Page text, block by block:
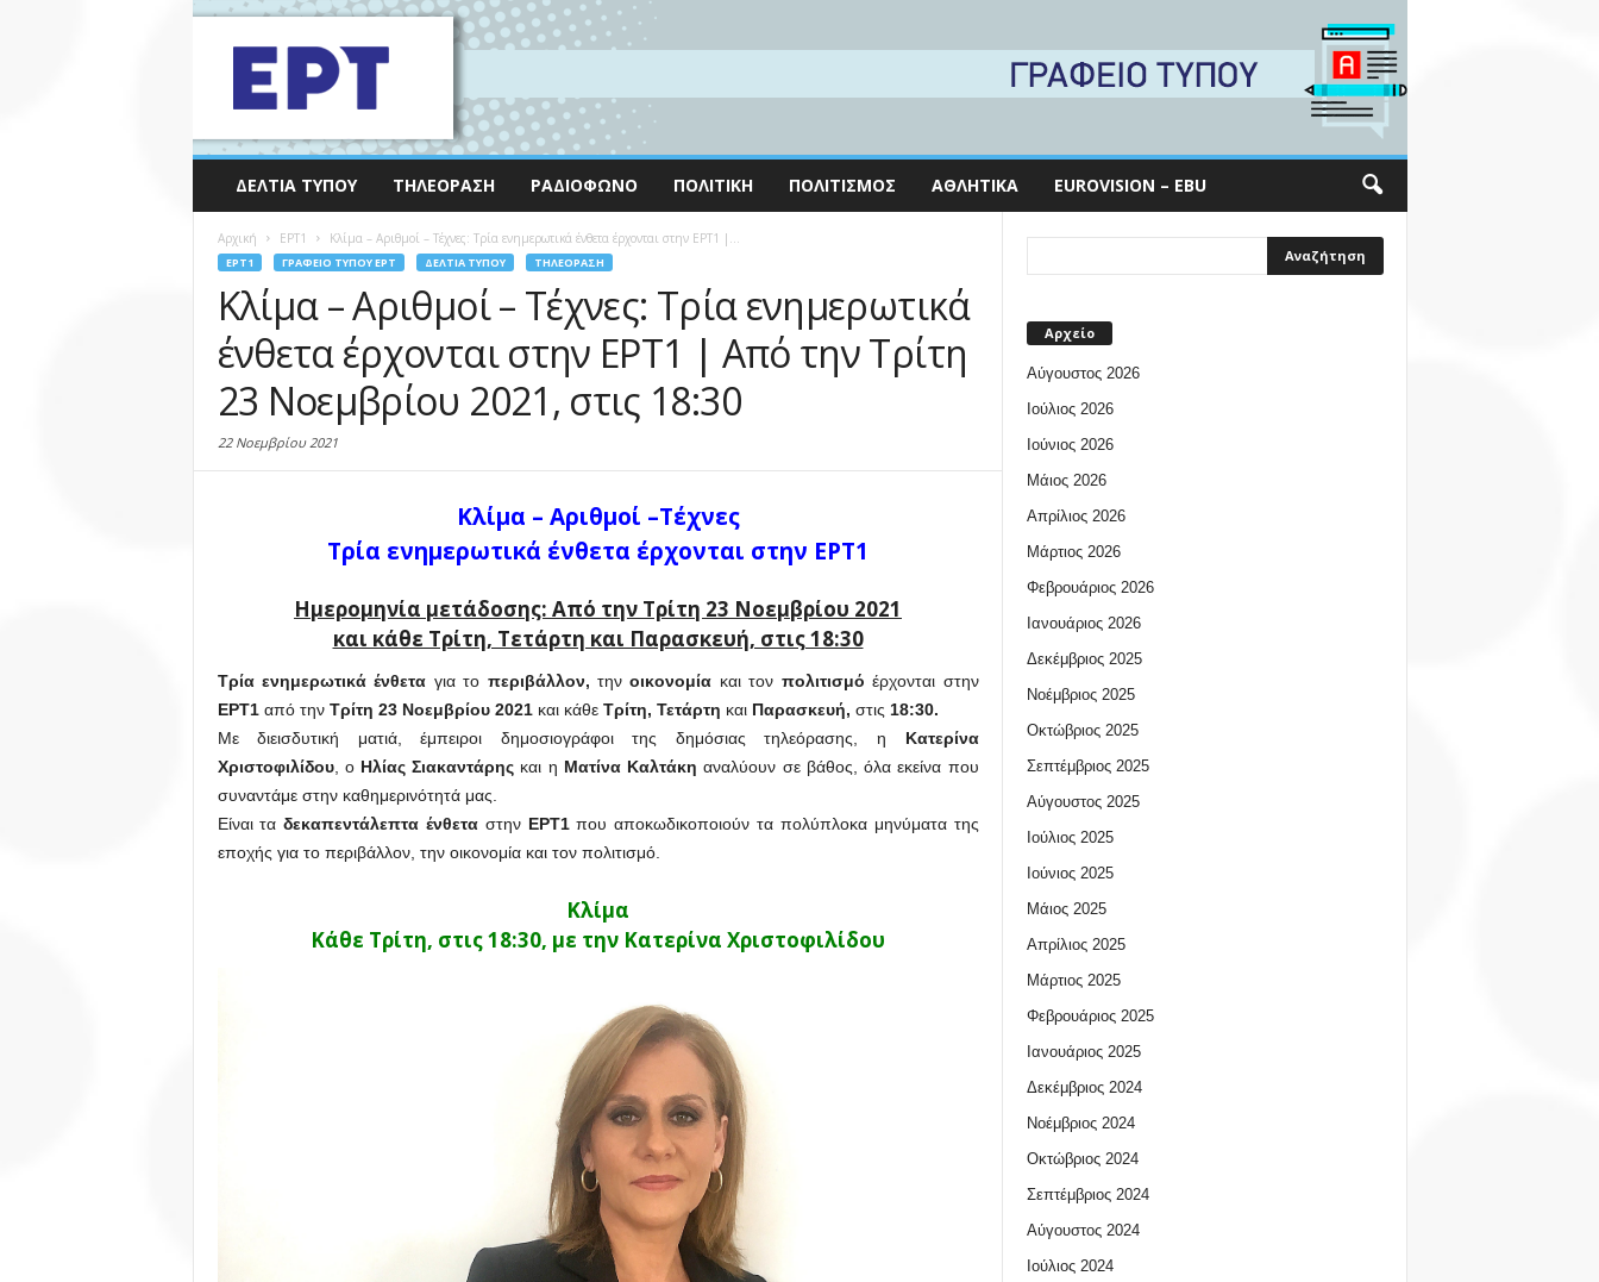
ΔΕΛΤΊΑ ΤΎΠΟΥ ΤΗΛΕΌΡΑΣΗ ΡΑΔΙΌΦΩΝΟ ΠΟΛΙΤΙΚΉ ΠΟΛΙΤΙΣΜΌΣ ΑΘΛΗΤΙΚΆ EUROVISION – EBU
Αρχική EΡΤ1 Κλίμα – Αριθμοί – Τέχνες: Τρία ενημερωτικά ένθετα έρχονται στην ΕΡΤ1 |...
EΡΤ1 ΓΡΑΦΕΊΟ ΤΎΠΟΥ ΕΡΤ ΔΕΛΤΊΑ ΤΎΠΟΥ ΤΗΛΕΌΡΑΣΗ
Κλίμα – Αριθμοί – Τέχνες: Τρία ενημερωτικά
ένθετα έρχονται στην ΕΡΤ1 | Από την Τρίτη
23 Νοεμβρίου 2021, στις 18:30
22 Νοεμβρίου 2021
Κλίμα – Αριθμοί –Τέχνες
Τρία ενημερωτικά ένθετα έρχονται στην ΕΡΤ1
Ημερομηνία μετάδοσης: Από την Τρίτη 23 Νοεμβρίου 2021
και κάθε Τρίτη, Τετάρτη και Παρασκευή, στις 18:30
Τρία ενημερωτικά ένθετα για το περιβάλλον, τηνοικονομία και τον πολιτισμό έρχονται στην
ΕΡΤ1από την Τρίτη 23 Νοεμβρίου 2021και κάθε Τρίτη, Τετάρτη και Παρασκευή, στις 18:30.
Με διεισδυτική ματιά, έμπειροι δημοσιογράφοι της δημόσιας τηλεόρασης, η Κατερίνα
Χριστοφιλίδου, ο Ηλίας Σιακαντάρης και η Ματίνα Καλτάκη αναλύουν σε βάθος, όλα εκείνα που
συναντάμε στην καθημερινότητά μας.
Είναι ταδεκαπεντάλεπτα ένθεταστην ΕΡΤ1που αποκωδικοποιούν τα πολύπλοκα μηνύματα της
εποχής για το περιβάλλον, την οικονομία και τον πολιτισμό.
Κλίμα
Κάθε Τρίτη, στις 18:30, με την Κατερίνα Χριστοφιλίδου
Αρχείο
Αύγουστος 2026
Ιούλιος 2026
Ιούνιος 2026
Μάιος 2026
Απρίλιος 2026
Μάρτιος 2026
Φεβρουάριος 2026
Ιανουάριος 2026
Δεκέμβριος 2025
Νοέμβριος 2025
Οκτώβριος 2025
Σεπτέμβριος 2025
Αύγουστος 2025
Ιούλιος 2025
Ιούνιος 2025
Μάιος 2025
Απρίλιος 2025
Μάρτιος 2025
Φεβρουάριος 2025
Ιανουάριος 2025
Δεκέμβριος 2024
Νοέμβριος 2024
Οκτώβριος 2024
Σεπτέμβριος 2024
Αύγουστος 2024
Ιούλιος 2024